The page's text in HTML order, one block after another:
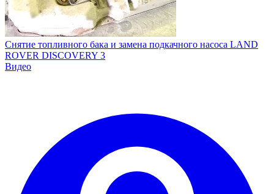
Снятие топливного бака и замена подкачного насоса LAND
ROVER DISCOVERY 3
Видео